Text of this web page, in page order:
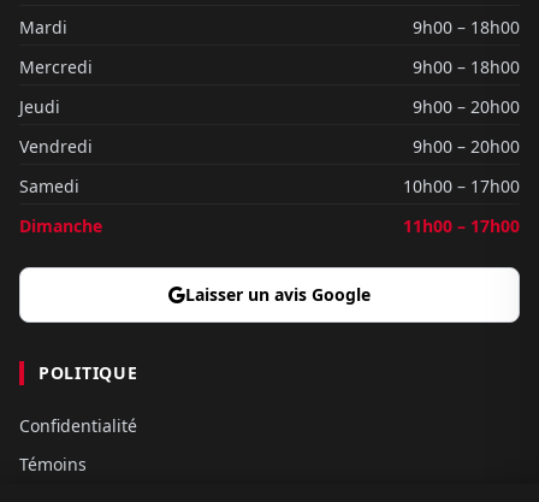
Mardi
9h00 – 18h00
Mercredi
9h00 – 18h00
Jeudi
9h00 – 20h00
Vendredi
9h00 – 20h00
Samedi
10h00 – 17h00
Dimanche
11h00 – 17h00
Laisser un avis Google
POLITIQUE
Confidentialité
Témoins